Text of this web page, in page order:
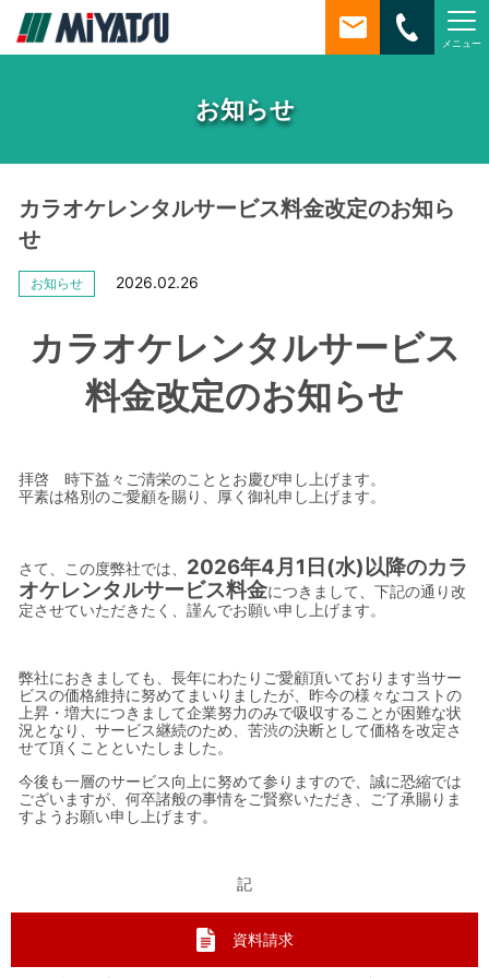
MiYATSU メニュー
お知らせ
カラオケレンタルサービス料金改定のお知ら
せ
お知らせ 2026.02.26
カラオケレンタルサービス
料金改定のお知らせ
拝啓 時下益々ご清栄のこととお慶び申し上げます。
平素は格別のご愛顧を賜り、厚く御礼申し上げます。
さて、この度弊社では、 2026年4月1日(水)以降のカラ
オケレンタルサービス料金につきまして、下記の通り改
定させていただきたく、謹んでお願い申し上げます。
弊社におきましても、長年にわたりご愛顧頂いております当サー
ビスの価格維持に努めてまいりましたが、昨今の様々なコストの
上昇・増大につきまして企業努力のみで吸収することが困難な状
況となり、サービス継続のため、苦渋の決断として価格を改定さ
せて頂くことといたしました。
今後も一層のサービス向上に努めて参りますので、誠に恐縮では
ございますが、何卒諸般の事情をご賢察いただき、ご了承賜りま
すようお願い申し上げます。
記
資料請求